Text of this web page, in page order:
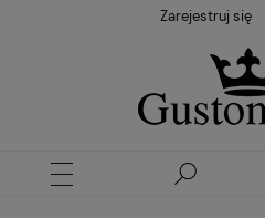
Zarejestruj się